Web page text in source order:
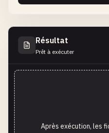
Résultat
Prêt à exécuter
Après exécution, les